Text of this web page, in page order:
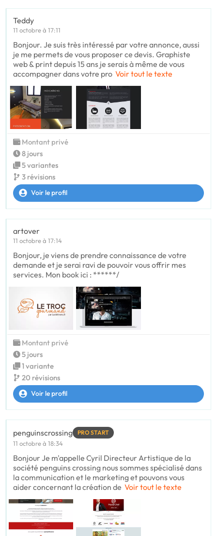
Teddy
11 octobre à 17:11
Bonjour. Je suis très intéressé par votre annonce, aussi
je me permets de vous proposer ce devis. Graphiste
web & print depuis 15 ans je serais à même de vous
accompagner dans votre pro Voir tout le texte
Montant privé
8 jours
5 variantes
3 révisions
Voir le profil
artover
11 octobre à 17:14
Bonjour, je viens de prendre connaissance de votre
demande et je serai ravi de pouvoir vous offrir mes
services. Mon book ici : ******/
Montant privé
5 jours
1 variante
20 révisions
Voir le profil
penguinscrossing PRO START
11 octobre à 18:34
Bonjour Je m'appelle Cyril Directeur Artistique de la
société penguins crossing nous sommes spécialisé dans
la communication et le marketing et pouvons vous
aider concernant la création de Voir tout le texte